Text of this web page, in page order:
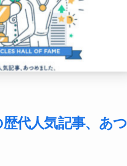
代人気記事、あつ